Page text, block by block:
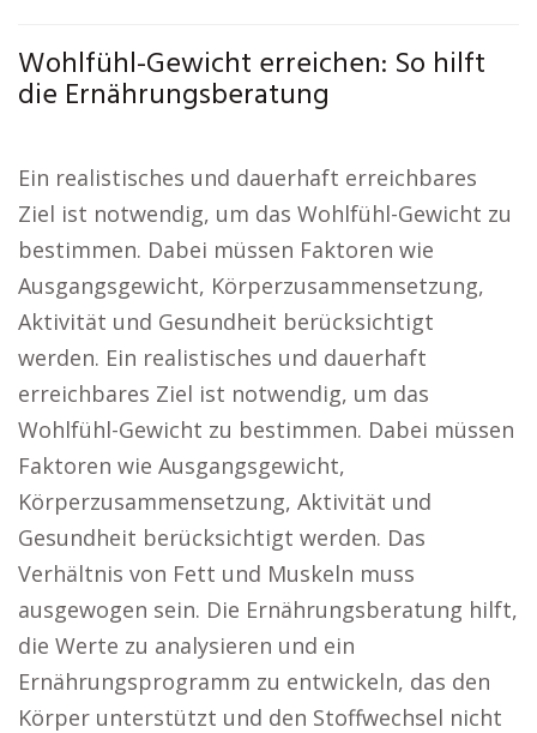
Wohlfühl-Gewicht erreichen: So hilft
die Ernährungsberatung
Ein realistisches und dauerhaft erreichbares
Ziel ist notwendig, um das Wohlfühl-Gewicht zu
bestimmen. Dabei müssen Faktoren wie
Ausgangsgewicht, Körperzusammensetzung,
Aktivität und Gesundheit berücksichtigt
werden. Ein realistisches und dauerhaft
erreichbares Ziel ist notwendig, um das
Wohlfühl-Gewicht zu bestimmen. Dabei müssen
Faktoren wie Ausgangsgewicht,
Körperzusammensetzung, Aktivität und
Gesundheit berücksichtigt werden. Das
Verhältnis von Fett und Muskeln muss
ausgewogen sein. Die Ernährungsberatung hilft,
die Werte zu analysieren und ein
Ernährungsprogramm zu entwickeln, das den
Körper unterstützt und den Stoffwechsel nicht